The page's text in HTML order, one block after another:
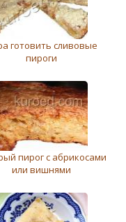
готовить сливовые
пироги
пирог с абрикосами
или вишнями